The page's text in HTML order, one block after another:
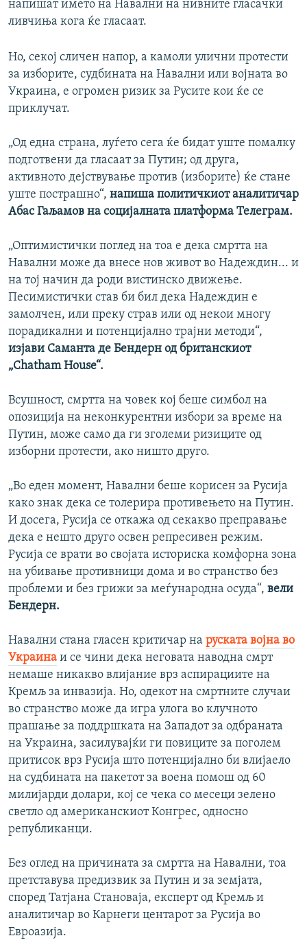
напишат името на Навални на нивните гласачки
ливчиња кога ќе гласаат.
Но, секој сличен напор, а камоли улични протести
за изборите, судбината на Навални или војната во
Украина, е огромен ризик за Русите кои ќе се
приклучат.
„Од една страна, луѓето сега ќе бидат уште помалку
подготвени да гласаат за Путин; од друга,
активното дејствување против (изборите) ќе стане
уште пострашно“, напиша политичкиот аналитичар
Абас Гаљамов на социјалната платформа Телеграм.
„Оптимистички поглед на тоа е дека смртта на
Навални може да внесе нов живот во Надеждин... и
на тој начин да роди вистинско движење.
Песимистички став би бил дека Надеждин е
замолчен, или преку страв или од некои многу
порадикални и потенцијално трајни методи“,
изјави Саманта де Бендерн од британскиот
„Chatham House“.
Всушност, смртта на човек кој беше симбол на
опозиција на неконкурентни избори за време на
Путин, може само да ги зголеми ризиците од
изборни протести, ако ништо друго.
„Во еден момент, Навални беше корисен за Русија
како знак дека се толерира противењето на Путин.
И досега, Русија се откажа од секакво преправање
дека е нешто друго освен репресивен режим.
Русија се врати во својата историска комфорна зона
на убивање противници дома и во странство без
проблеми и без грижи за меѓународна осуда“, вели
Бендерн.
Навални стана гласен критичар на руската војна во
Украина и се чини дека неговата наводна смрт
немаше никакво влијание врз аспирациите на
Кремљ за инвазија. Но, одекот на смртните случаи
во странство може да игра улога во клучното
прашање за поддршката на Западот за одбраната
на Украина, засилувајќи ги повиците за поголем
притисок врз Русија што потенцијално би влијаело
на судбината на пакетот за воена помош од 60
милијарди долари, кој се чека со месеци зелено
светло од американскиот Конгрес, односно
републиканци.
Без оглед на причината за смртта на Навални, тоа
претставува предизвик за Путин и за земјата,
според Татјана Становаја, експерт од Кремљ и
аналитичар во Карнеги центарот за Русија во
Евроазија.